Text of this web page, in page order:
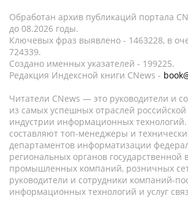
Обработан архив публикаций портала
до 08.2026 годы.
Ключевых фраз выявлено - 1463228, в
724339.
Создано именных указателей - 199225.
Редакция Индексной книги CNews -
Читатели CNews — это руководители и
из самых успешных отраслей
индустрии информационных
составляют топ-менеджеры и
департаментов информатизации
региональных органов государственной
промышленных компаний, розничных
руководители и сотрудники компаний-
информационных технологий и услуг